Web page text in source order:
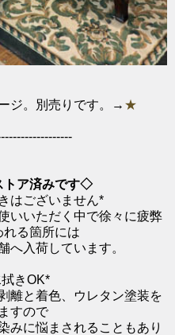
ジ。別売りです。→ ★
トア済みです◇
はございません*
いいただく中で徐々に疲弊
れる箇所には
入荷しています。
きOK*
離と着色、ウレタン塗装を
すので
みに悩まされることもあり